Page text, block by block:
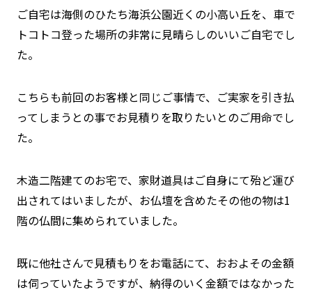
ご自宅は海側のひたち海浜公園近くの小高い丘を、車で
トコトコ登った場所の非常に見晴らしのいいご自宅でし
た。
こちらも前回のお客様と同じご事情で、ご実家を引き払
ってしまうとの事でお見積りを取りたいとのご用命でし
た。
木造二階建てのお宅で、家財道具はご自身にて殆ど運び
出されてはいましたが、お仏壇を含めたその他の物は1
階の仏間に集められていました。
既に他社さんで見積もりをお電話にて、おおよその金額
は伺っていたようですが、納得のいく金額ではなかった